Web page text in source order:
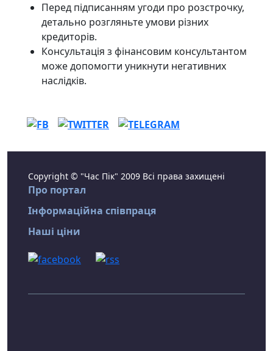
Перед підписанням угоди про розстрочку,
детально розгляньте умови різних
кредиторів.
Консультація з фінансовим консультантом
може допомогти уникнути негативних
наслідків.
Copyright © "Час Пік" 2009 Всі права захищені
Про портал
Інформаційна співпраця
Наші ціни